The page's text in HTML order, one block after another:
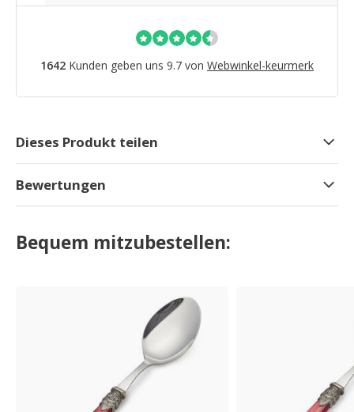
1642 Kunden geben uns 9.7 von Webwinkel-keurmerk
Dieses Produkt teilen
Bewertungen
Bequem mitzubestellen: